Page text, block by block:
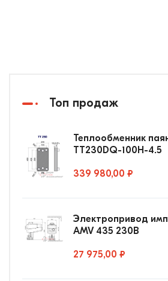
Топ продаж
Теплообменник
ТТ230DQ-100Н-4.5
339 980,00 ₽
Электропривод
AMV 435 230В
27 975,00 ₽